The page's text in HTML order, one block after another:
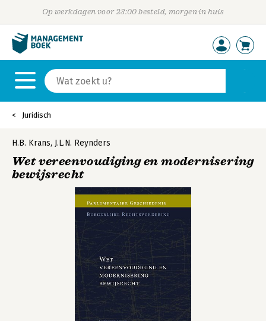
Op werkdagen voor 23:00 besteld, morgen in huis
Juridisch
H.B. Krans, J.L.N. Reynders
Wet vereenvoudiging en modernisering
bewijsrecht